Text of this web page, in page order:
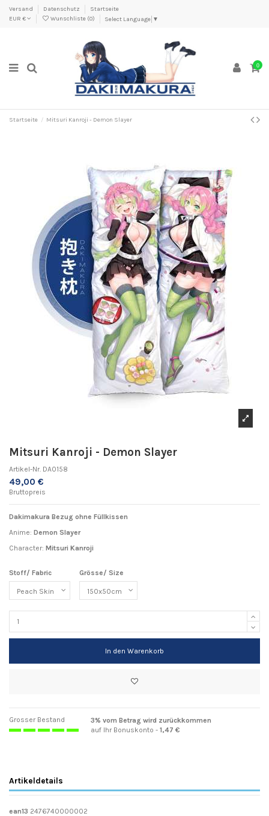
Versand Datenschutz
Startseite
EUR €
Wunschliste (0) Select Language ▼
0
Startseite Mitsuri Kanroji - Demon Slayer
Mitsuri Kanroji - Demon Slayer
Artikel-Nr. DA0158
49,00 €
Bruttopreis
Dakimakura Bezug ohne Füllkissen
Anime: Demon Slayer
Character: Mitsuri Kanroji
Stoff/ Fabric Grösse/ Size
In den Warenkorb
Grosser Bestand
3% vom Betrag wird zurückkommen
auf Ihr Bonuskonto - 1,47 €
Artikeldetails
ean13 2476740000002